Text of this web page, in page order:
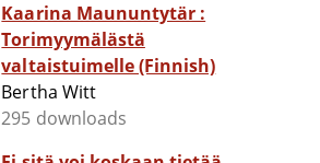
Kaarina Maununtytär :
Torimyymälästä
valtaistuimelle (Finnish)
Bertha Witt
295 downloads